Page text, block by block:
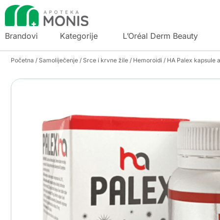
Brandovi Kategorije L’Oréal Derm Beauty
Početna / Samoliječenje / Srce i krvne žile / Hemoroidi / HA Palex kapsule